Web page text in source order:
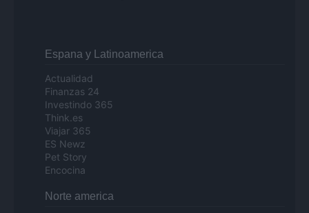
Espana y Latinoamerica
Actualidad
Finanzas 24
Investindo 365
Think.es
Viajar 365
ES Newz
Pet Story
Encocina
Norte america